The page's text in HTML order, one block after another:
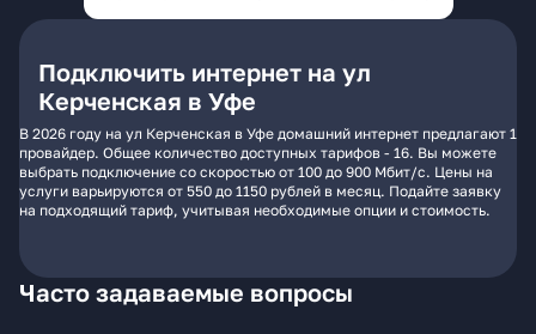
Подключить интернет на ул
Керченская в Уфе
В 2026 году на ул Керченская в Уфе домашний интернет предлагают 1
провайдер. Общее количество доступных тарифов - 16. Вы можете
выбрать подключение со скоростью от 100 до 900 Мбит/с. Цены на
услуги варьируются от 550 до 1150 рублей в месяц. Подайте заявку
на подходящий тариф, учитывая необходимые опции и стоимость.
Часто задаваемые вопросы